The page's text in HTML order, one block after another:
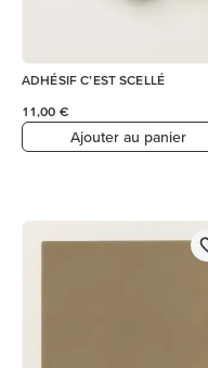
ADHÉSIF C’EST SCELLÉ
11,00 €
Ajouter au panier